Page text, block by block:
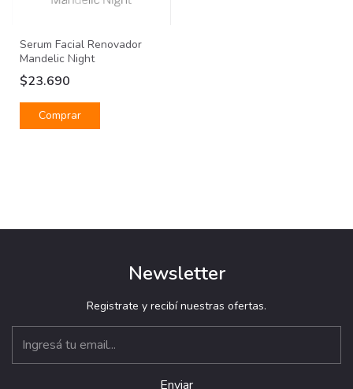
Serum Facial Renovador
Mandelic Night
$23.690
Newsletter
Registrate y recibí nuestras ofertas.